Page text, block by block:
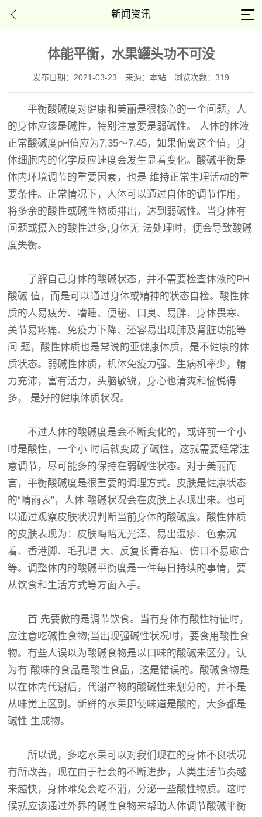
新闻资讯
体能平衡，水果罐头功不可没
发布日期：2021-03-23 来源：本站 浏览次数：319
平衡酸碱度对健康和美丽是很核心的一个问题，人
的身体应该是碱性，特别注意要是弱碱性。 人体的体液
正常酸碱度pH值应为7.35～7.45，如果偏离这个值，身
体细胞内的化学反应速度会发生显着变化。酸碱平衡是
体内环境调节的重要因素，也是 维持正常生理活动的重
要条件。正常情况下，人体可以通过自体的调节作用，
将多余的酸性或碱性物质排出，达到弱碱性。当身体有
问题或摄入的酸性过多,身体无 法处理时，便会导致酸碱
度失衡。
了解自己身体的酸碱状态，并不需要检查体液的PH
酸碱 值，而是可以通过身体或精神的状态自检。酸性体
质的人易疲劳、嗜睡、便秘、口臭、易胖、身体畏寒、
关节易疼痛、免疫力下降、还容易出现肺及肾脏功能等
问 题，酸性体质也是常说的亚健康体质，是不健康的体
质状态。弱碱性体质，机体免疫力强、生病机率少，精
力充沛，富有活力，头脑敏锐，身心也清爽和愉悦得
多， 是好的健康体质状况。
不过人体的酸碱度是会不断变化的，或许前一个小
时是酸性，一个小 时后就变成了碱性，这就需要经常注
意调节，尽可能多的保持在弱碱性状态。对于美丽而
言，平衡酸碱度是很重要的调理方式。皮肤是健康状态
的“晴雨表”，人体 酸碱状况会在皮肤上表现出来。也可
以通过观察皮肤状况判断当前身体的酸碱度。酸性体质
的皮肤表现为：皮肤晦暗无光泽、易出湿疹、色素沉
着、香港脚、毛孔增 大、反复长青春痘、伤口不易愈合
等。调整体内的酸碱平衡度是一件每日持续的事情，要
从饮食和生活方式等方面入手。
首 先要做的是调节饮食。当有身体有酸性特征时，
应注意吃碱性食物;当出现强碱性状况时，要食用酸性食
物。有些人误以为酸碱食物是以口味的酸碱来区分，认
为有 酸味的食品是酸性食品，这是错误的。酸碱食物是
以在体内代谢后，代谢产物的酸碱性来划分的，并不是
从味觉上区别。新鲜的水果即使味道是酸的，大多都是
碱性 生成物。
所以说，多吃水果可以对我们现在的身体不良状况
有所改善，现在由于社会的不断进步，人类生活节奏越
来越快，身体难免会吃不消，分泌一些酸性物质。这时
候就应该通过外界的碱性食物来帮助人体调节酸碱平衡